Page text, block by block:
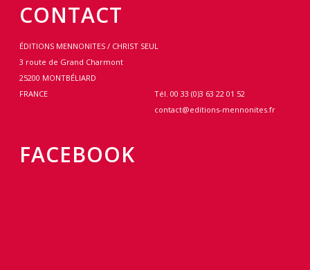
CONTACT
ÉDITIONS MENNONITES / CHRIST SEUL
3 route de Grand Charmont
25200 MONTBÉLIARD
FRANCE
Tél. 00 33 (0)3 63 22 01 52
contact@editions-mennonites.fr
FACEBOOK